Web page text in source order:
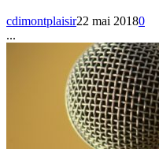
cdimontplaisir22 mai 20180
...